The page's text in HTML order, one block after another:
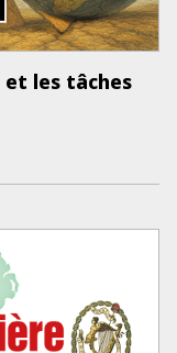
et les tâches